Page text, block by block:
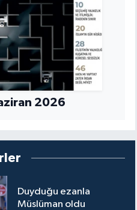
2026
Duyduğu ezanla
Müslüman oldu